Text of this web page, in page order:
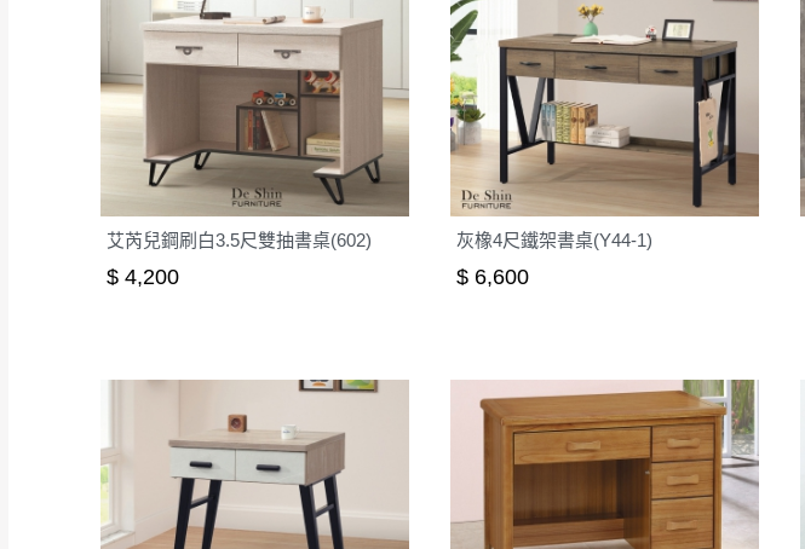
艾芮兒鋼刷白3.5尺雙抽書桌(602)
$ 4,200
灰橡4尺鐵架書桌(Y44-1)
$ 6,600